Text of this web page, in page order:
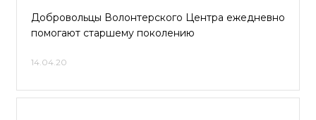
Добровольцы Волонтерского Центра ежедневно
помогают старшему поколению
14.04.20